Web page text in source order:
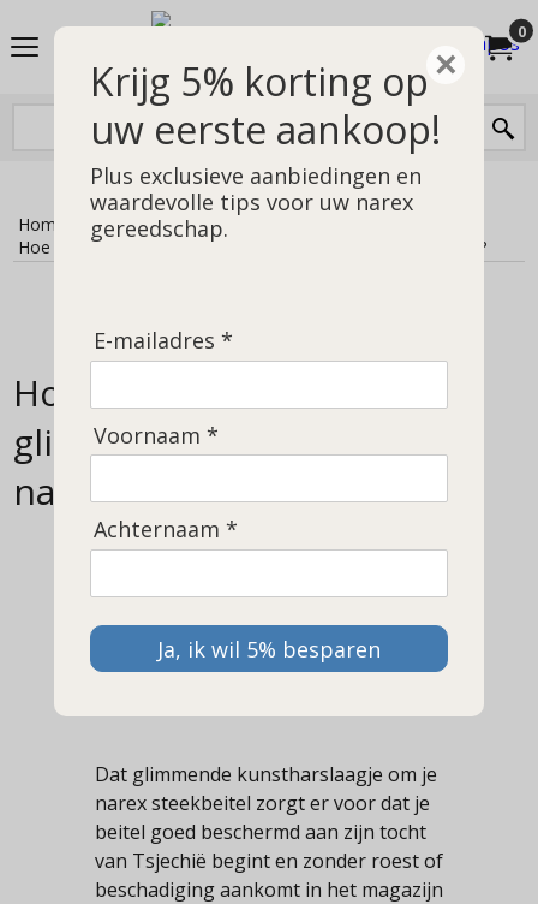
0
Home >Instructie blog>
Hoe verwijder ik het glimmende laagje van mijn narex beitel?
Hoe verwijder ik het
glimmende laagje van mijn
narex beitel
De gepolijste steekbeitels van narex
hars materiaal. Sommigen zeggen een
laklaag, maar het is harder en sterker.
Lees hier hoe je dat kunt verwijderen.
Dat glimmende kunstharslaagje om je
narex steekbeitel zorgt er voor dat je
beitel goed beschermd aan zijn tocht
van Tsjechië begint en zonder roest of
beschadiging aankomt in het magazijn
×
Krijg 5% korting op
uw eerste aankoop!
Plus exclusieve aanbiedingen en
waardevolle tips voor uw narex
gereedschap.
E-mailadres *
Voornaam *
Achternaam *
Ja, ik wil 5% besparen